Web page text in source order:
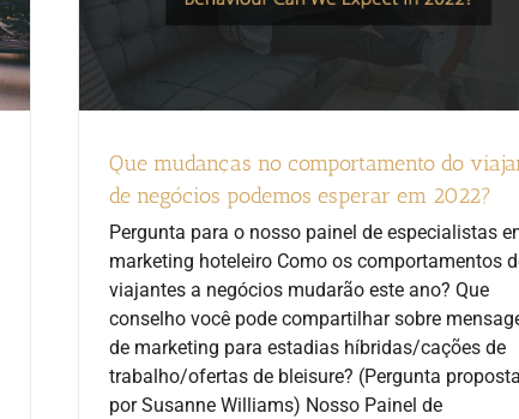
Que mudanças no comportamento do
de negócios podemos esperar em 2022?
Pergunta para o nosso painel de especialistas
marketing hoteleiro Como os comportamentos
viajantes a negócios mudarão este ano? Que
conselho você pode compartilhar sobre
de marketing para estadias híbridas/cações de
trabalho/ofertas de bleisure? (Pergunta
por Susanne Williams) Nosso Painel de